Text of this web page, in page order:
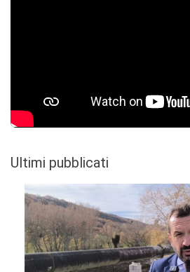
Ultimi pubblicati